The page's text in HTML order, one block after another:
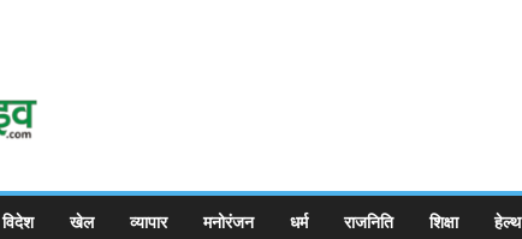
विदेश खेल व्यापार मनोरंजन धर्म राजनिति शिक्षा हेल्थ